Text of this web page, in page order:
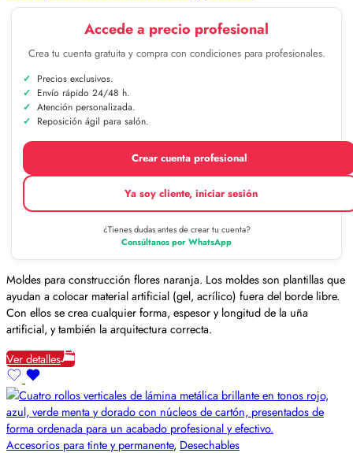
Accede a precio profesional
Crea tu cuenta gratuita y compra con condiciones para profesionales.
Precios exclusivos.
Envío rápido 24/48 h.
Atención personalizada.
Reposición ágil para salón.
Crear cuenta profesional
Ya soy cliente, iniciar sesión
¿Tienes dudas antes de crear tu cuenta?
Consúltanos por WhatsApp
Moldes para construcción flores naranja. Los moldes son plantillas que
ayudan a colocar material artificial (gel, acrílico) fuera del borde libre.
Con ellos se crea cualquier forma, espesor y longitud de la uña
artificial, y también la arquitectura correcta.
Ver detalles
Accesorios para tinte y permanente, Desechables